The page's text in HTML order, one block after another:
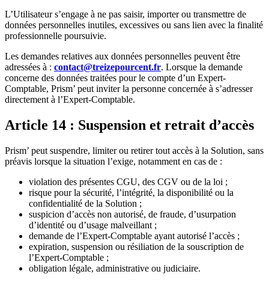
L’Utilisateur s’engage à ne pas saisir, importer ou transmettre de
données personnelles inutiles, excessives ou sans lien avec la finalité
professionnelle poursuivie.
Les demandes relatives aux données personnelles peuvent être
adressées à : contact@treizepourcent.fr. Lorsque la demande
concerne des données traitées pour le compte d’un Expert-
Comptable, Prism’ peut inviter la personne concernée à s’adresser
directement à l’Expert-Comptable.
Article 14 : Suspension et retrait d’accès
Prism’ peut suspendre, limiter ou retirer tout accès à la Solution, sans
préavis lorsque la situation l’exige, notamment en cas de :
violation des présentes CGU, des CGV ou de la loi ;
risque pour la sécurité, l’intégrité, la disponibilité ou la
confidentialité de la Solution ;
suspicion d’accès non autorisé, de fraude, d’usurpation
d’identité ou d’usage malveillant ;
demande de l’Expert-Comptable ayant autorisé l’accès ;
expiration, suspension ou résiliation de la souscription de
l’Expert-Comptable ;
obligation légale, administrative ou judiciaire.